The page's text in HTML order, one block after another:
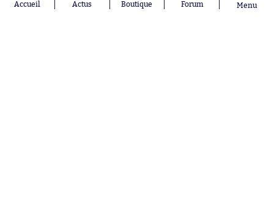
Tagliafico
France
Accueil Actus Boutique Forum Menu